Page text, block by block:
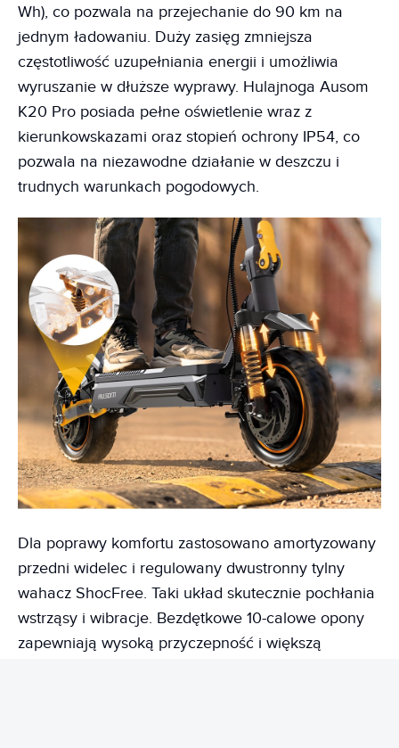
Wh), co pozwala na przejechanie do 90 km na
jednym ładowaniu. Duży zasięg zmniejsza
częstotliwość uzupełniania energii i umożliwia
wyruszanie w dłuższe wyprawy. Hulajnoga Ausom
K20 Pro posiada pełne oświetlenie wraz z
kierunkowskazami oraz stopień ochrony IP54, co
pozwala na niezawodne działanie w deszczu i
trudnych warunkach pogodowych.
Dla poprawy komfortu zastosowano amortyzowany
przedni widelec i regulowany dwustronny tylny
wahacz ShocFree. Taki układ skutecznie pochłania
wstrząsy i wibracje. Bezdętkowe 10-calowe opony
zapewniają wysoką przyczepność i większą